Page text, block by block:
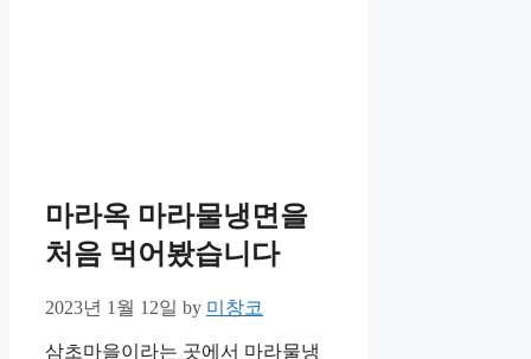
마라옥 마라물냉면을
처음 먹어봤습니다
2023년 1월 12일 by 미창코
삼초마을이라는 곳에서 마라물냉